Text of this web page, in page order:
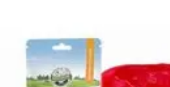
Flug und Reiseangebote